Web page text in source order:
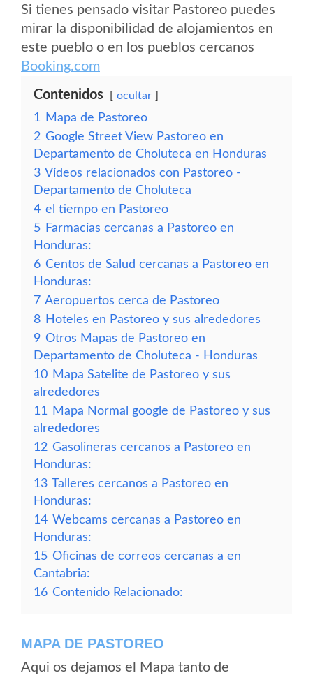
Si tienes pensado visitar Pastoreo puedes
mirar la disponibilidad de alojamientos en
este pueblo o en los pueblos cercanos
Booking.com
Contenidos ocultar
1
Mapa de Pastoreo
2 Google Street View Pastoreo en
Departamento de Choluteca en Honduras
3 Vídeos relacionados con Pastoreo -
Departamento de Choluteca
4 el tiempo en Pastoreo
5 Farmacias cercanas a Pastoreo en
Honduras:
6 Centos de Salud cercanas a Pastoreo en
Honduras:
7 Aeropuertos cerca de Pastoreo
8 Hoteles en Pastoreo y sus alrededores
9 Otros Mapas de Pastoreo en
Departamento de Choluteca - Honduras
10 Mapa Satelite de Pastoreo y sus
alrededores
11
Mapa Normal google de Pastoreo y sus
alrededores
12 Gasolineras cercanos a Pastoreo en
Honduras:
13 Talleres cercanos a Pastoreo en
Honduras:
14 Webcams cercanas a Pastoreo en
Honduras:
15 Oficinas de correos cercanas a en
Cantabria:
16 Contenido Relacionado:
MAPA DE PASTOREO
Aqui os dejamos el Mapa tanto de